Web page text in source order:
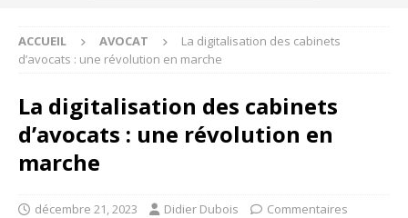
ACCUEIL AVOCAT
La digitalisation des cabinets
d’avocats : une révolution en marche
La digitalisation des cabinets
d’avocats : une révolution en
marche
décembre 21, 2023 Didier Dubois
Commentaires